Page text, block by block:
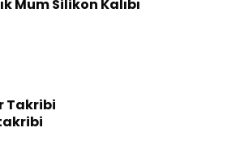
Mum Silikon Kalıbı
Takribi